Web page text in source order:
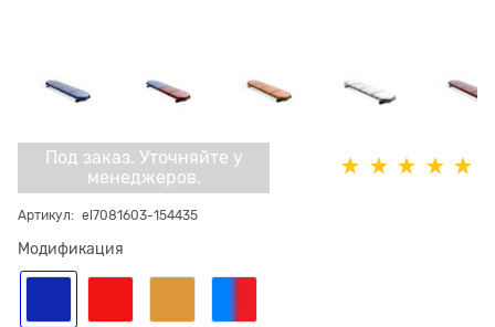
Под заказ. Уточняйте у
менеджеров.
Артикул: el7081603-154435
Модификация